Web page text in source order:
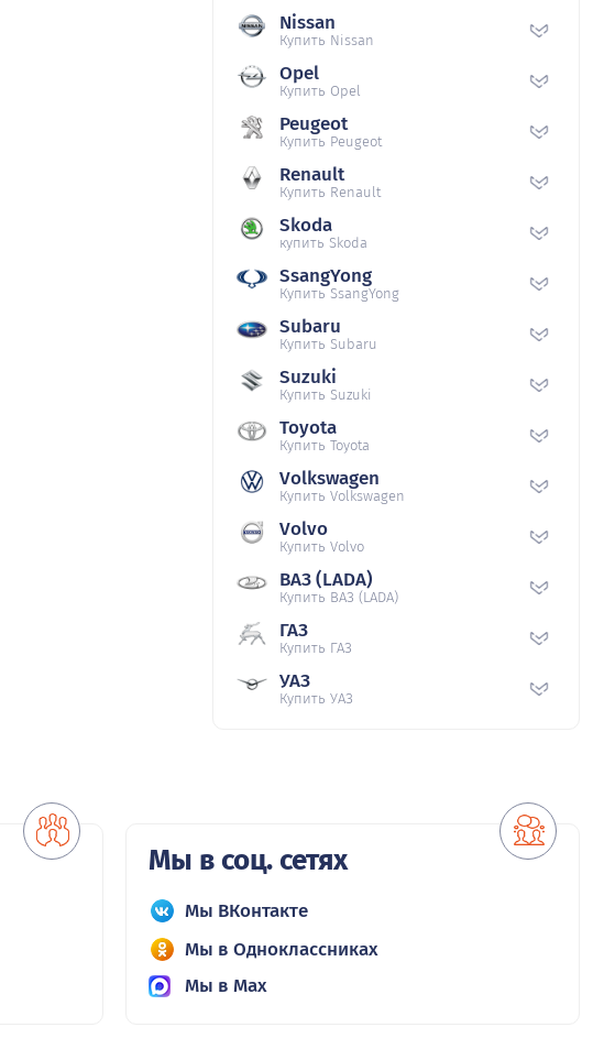
Nissan
Купить Nissan
Opel
Купить Opel
Peugeot
Купить Peugeot
Renault
Купить Renault
Skoda
купить Skoda
SsangYong
Купить SsangYong
Subaru
Купить Subaru
Suzuki
Купить Suzuki
Toyota
Купить Toyota
Volkswagen
Купить Volkswagen
Volvo
Купить Volvo
ВАЗ (LADA)
Купить ВАЗ (LADA)
ГАЗ
Купить ГАЗ
УАЗ
Купить УАЗ
Мы в соц. сетях
Мы ВКонтакте
Мы в Одноклассниках
Мы в Max